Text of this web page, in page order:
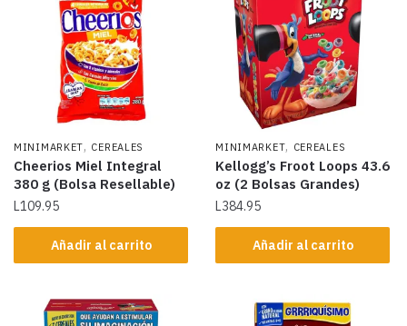
MINIMARKET, CEREALES
Cheerios Miel Integral
380 g (Bolsa Resellable)
L109.95
Añadir al carrito
MINIMARKET, CEREALES
Kellogg’s Froot Loops 43.6
oz (2 Bolsas Grandes)
L384.95
Añadir al carrito